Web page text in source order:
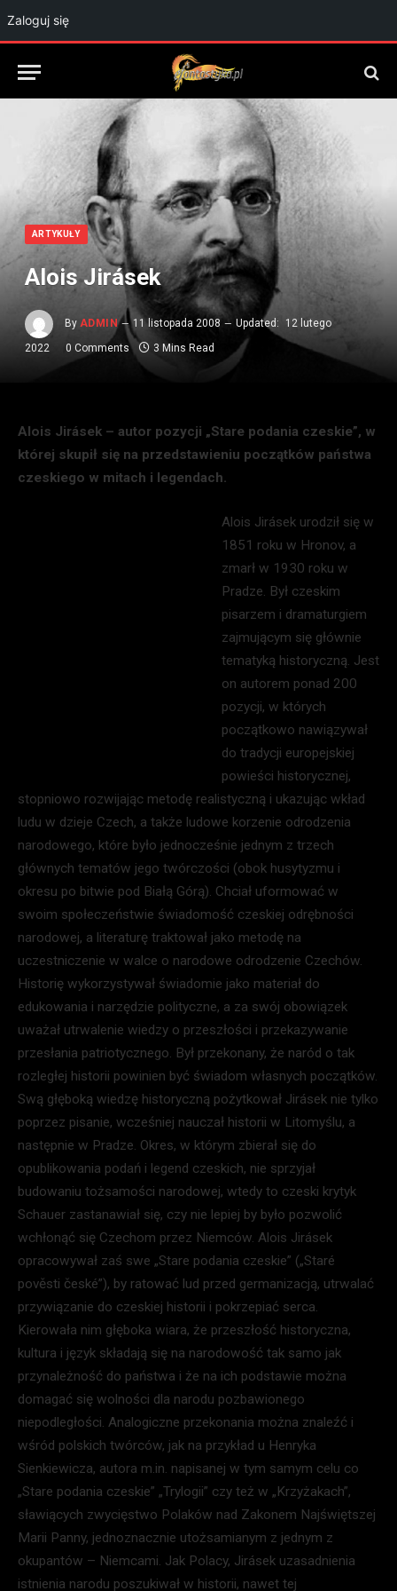
Zaloguj się
ARTYKUŁY
Alois Jirásek
By ADMIN 11 listopada 2008 Updated:
12 lutego
2022
0 Comments 3 Mins Read
Alois Jirásek – autor pozycji „Stare podania czeskie”, w
której skupił się na przedstawieniu początków państwa
czeskiego w mitach i legendach.
Alois Jirásek urodził się w
1851 roku w Hronov, a
zmarł w 1930 roku w
Pradze. Był czeskim
pisarzem i dramaturgiem
zajmującym się głównie
tematyką historyczną. Jest
on autorem ponad 200
pozycji, w których
początkowo nawiązywał
do tradycji europejskiej
powieści historycznej,
stopniowo rozwijając metodę realistyczną i ukazując wkład
ludu w dzieje Czech, a także ludowe korzenie odrodzenia
narodowego, które było jednocześnie jednym z trzech
głównych tematów jego twórczości (obok husytyzmu i
okresu po bitwie pod Białą Górą). Chciał uformować w
swoim społeczeństwie świadomość czeskiej odrębności
narodowej, a literaturę traktował jako metodę na
uczestniczenie w walce o narodowe odrodzenie Czechów.
Historię wykorzystywał świadomie jako materiał do
edukowania i narzędzie polityczne, a za swój obowiązek
uważał utrwalenie wiedzy o przeszłości i przekazywanie
przesłania patriotycznego. Był przekonany, że naród o tak
rozległej historii powinien być świadom własnych początków.
Swą głęboką wiedzę historyczną pożytkował Jirásek nie tylko
poprzez pisanie, wcześniej nauczał historii w Litomyślu, a
następnie w Pradze. Okres, w którym zbierał się do
opublikowania podań i legend czeskich, nie sprzyjał
budowaniu tożsamości narodowej, wtedy to czeski krytyk
Schauer zastanawiał się, czy nie lepiej by było pozwolić
wchłonąć się Czechom przez Niemców. Alois Jirásek
opracowywał zaś swe „Stare podania czeskie” („Staré
pověsti české”), by ratować lud przed germanizacją, utrwalać
przywiązanie do czeskiej historii i pokrzepiać serca.
Kierowała nim głęboka wiara, że przeszłość historyczna,
kultura i język składają się na narodowość tak samo jak
przynależność do państwa i że na ich podstawie można
domagać się wolności dla narodu pozbawionego
niepodległości. Analogiczne przekonania można znaleźć i
wśród polskich twórców, jak na przykład u Henryka
Sienkiewicza, autora m.in. napisanej w tym samym celu co
„Stare podania czeskie” „Trylogii” czy też w „Krzyżakach”,
sławiących zwycięstwo Polaków nad Zakonem Najświętszej
Marii Panny, jednoznacznie utożsamianym z jednym z
okupantów – Niemcami. Jak Polacy, Jirásek uzasadnienia
istnienia narodu poszukiwał w historii, nawet tej